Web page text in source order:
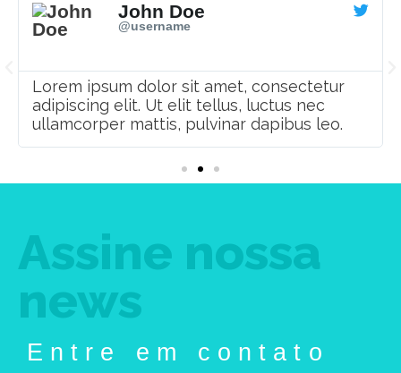
John Doe
@username
Lorem ipsum dolor sit amet, consectetur
adipiscing elit. Ut elit tellus, luctus nec
ullamcorper mattis, pulvinar dapibus leo.
Assine nossa
news
Entre em contato